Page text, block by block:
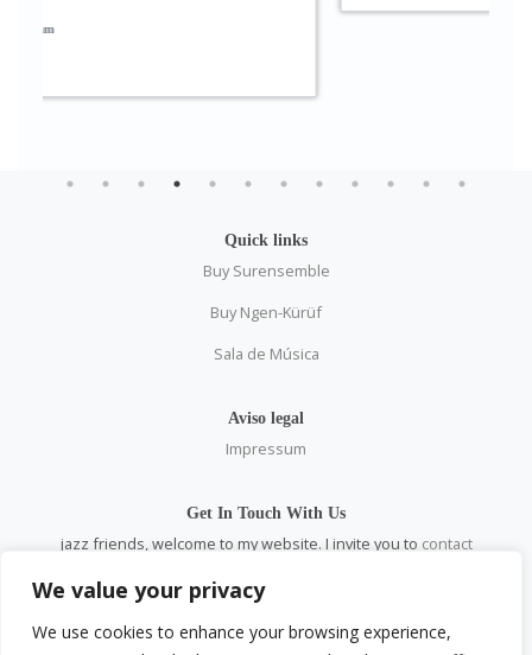
We value your privacy
We use cookies to enhance your browsing experience,
Quick links
Buy Surensemble
Buy Ngen-Kürüf
Sala de Música
Aviso legal
Impressum
Get In Touch With Us
jazz friends, welcome to my website. I invite you to contact
email:
pablosaez@gmail.com